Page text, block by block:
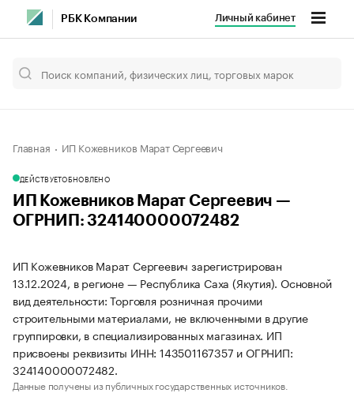
РБК Компании Личный кабинет
Главная ИП Кожевников Марат Сергеевич
ДЕЙСТВУЕТОБНОВЛЕНО
ИП Кожевников Марат Сергеевич —
ОГРНИП: 324140000072482
ИП Кожевников Марат Сергеевич зарегистрирован
13.12.2024, в регионе — Республика Саха (Якутия). Основной
вид деятельности: Торговля розничная прочими
строительными материалами, не включенными в другие
группировки, в специализированных магазинах. ИП
присвоены реквизиты ИНН: 143501167357 и ОГРНИП:
324140000072482.
Данные получены из публичных государственных источников.